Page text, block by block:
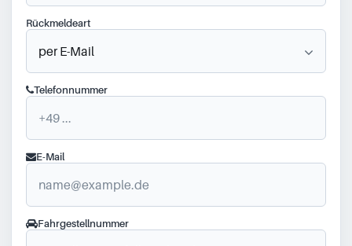
Rückmeldeart
Telefonnummer
E-Mail
Fahrgestellnummer